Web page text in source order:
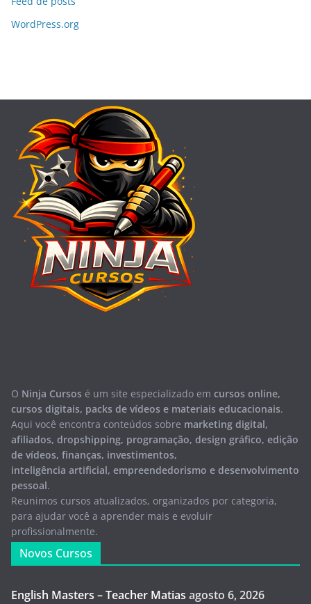
WordPress.org
O Ninja Cursos é um site especializado em cursos online,
cursos digitais, packs de vídeos e materiais educacionais.
Aqui você encontra conteúdos sobre marketing digital,
afiliados, dropshipping, programação, design gráfico, edição
de vídeos, finanças, investimentos,
inteligência artificial, empreendedorismo e desenvolvimento
pessoal.
Reunimos cursos atualizados, organizados por categoria,
para ajudar você a aprender mais e evoluir
profissionalmente.
Novos Cursos
English Masters – Teacher Matias agosto 6, 2026